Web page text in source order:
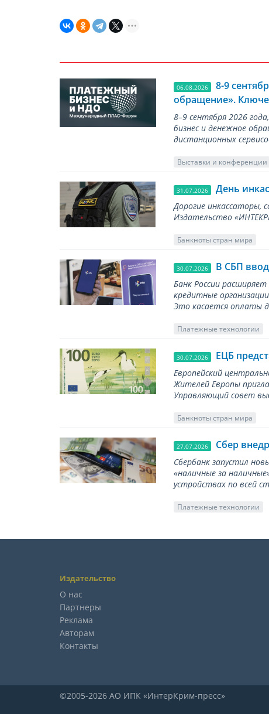
06.08.2026
8-9
обращение».
8–9 сентября 2026
бизнес и денежное
дистанционных
Выставки и конференции
31.07.2026 День
Дорогие инкассаторы,
Издательство
Банкноты стран мира
30.07.2026 В СБП
Банк России
кредитные
Это касается оплаты
Платежные технологии
30.07.2026 ЕЦБ
Европейский
Жителей Европы
Управляющий совет
Банкноты стран мира
27.07.2026 Сбер
Сбербанк запустил
«наличные за
устройствах по всей
Платежные технологии
Издательство
О нас
Партнеры
Реклама
Авторам
Контакты
©2005-2026 АО ИПК «ИнтерКрим-пресс»